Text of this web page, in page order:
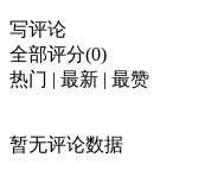
写评论
全部评分(0)
热门 | 最新 | 最赞
暂无评论数据